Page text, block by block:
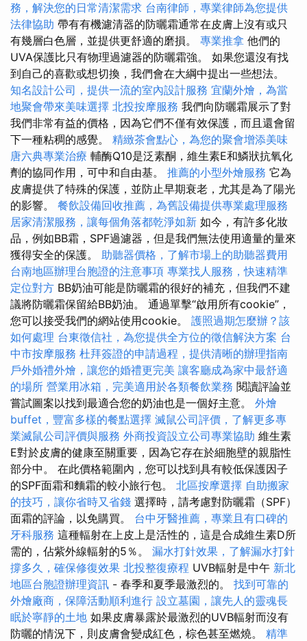
務，解決您的日常清潔需求 台南律師，專業律師為您提供
法律協助 帶有有機濾清器的防曬霜通常在皮膚上沒有或只
有幾層白色層，並提供更舒適的磨損。 專業推拿 他們的
UVA保護比只有物理過濾器的防曬霜強。 如果您還沒有找
到自己的喜歡或想切換，我們會在大綱中提出一些想法。
知名設計公司，提供一流的室內設計服務 宜蘭外燴，為當
地聚會帶來美味選擇 北投按摩服務 我們向防曬霜展示了對
我們非常有益的價格，因為它們不僅有效保護，而且還會留
下一種粘稠的感覺。 精緻茶會點心，為您的聚會增添美味
唐六典專業治療 輔酶Q10是泛素酮，維生素E和鱗狀抗氧化
劑的協同作用，可中和自由基。 推薦的小型外燴服務 它為
皮膚提供了特殊的保護，並防止早期衰老，尤其是為了陽光
的影響。 餐飲設備回收推薦，為舊設備提供專業處理服務
居家清潔服務，讓每個角落都乾淨如新 如今，有許多化妝
品，例如BB霜，SPF過濾器，但是我們無法使用適量的量來
獲得安全的保護。 助聽器價格，了解市場上的助聽器費用
台南地區辦理台胞證的注意事項 專業找人服務，快速精準
定位對方 BB奶油可能是防曬霜的很好的補充，但我們不建
議將防曬霜保留給BB奶油。 通過單擊“啟用所有cookie”，
您可以接受我們的網站使用cookie。 護照過期怎麼辦？該
如何處理 台東徵信社，為您提供全方位的徵信解決方案 台
中市按摩服務 杜拜簽證的申請過程，提供清晰的辦理指南
戶外婚禮外燴，讓您的婚禮更完美 讓客廳成為家中最舒適
的場所 營業用冰箱，完美適用於各類餐飲業務 閱讀評論並
嘗試圖案以找到最適合您的奶油也是一個好主意。 外燴
buffet，豐富多樣的餐點選擇 滅鼠公司評價，了解更多專
業滅鼠公司評價與服務 外商投資設立公司專業協助 維生素
E對於皮膚的健康至關重要，因為它存在於細胞壁的親脂性
部分中。 在此價格範圍內，您可以找到具有較低保護因子
的SPF面霜和麵霜的較小旅行包。 北區按摩選擇 自助搬家
的技巧，讓你省時又省錢 選擇時，請考慮對防曬霜（SPF）
面霜的評論，以免購買。 台中牙醫推薦，專業且有口碑的
牙科服務 這種輻射在上皮上是活性的，這是合成維生素D所
需的，佔紫外線輻射的5％。 漏水打針效果，了解漏水打針
撐多久，確保修復效果 北投整復療程 UVB輻射是中午 新北
地區台胞證辦理資訊 - 春季和夏季最激烈的。 找到可靠的
外燴廠商，保障活動順利進行 設立墓園，讓先人的靈魂長
眠於寧靜的土地 如果皮膚暴露於最激烈的UVB輻射而沒有
防曬的情況下，則皮膚會變成紅色，棕色甚至燃燒。 精準